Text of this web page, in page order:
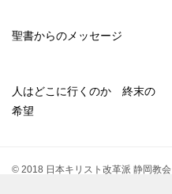
聖書からのメッセージ
人はどこに行くのか 終末の
希望
© 2018 日本キリスト改革派 静岡教会